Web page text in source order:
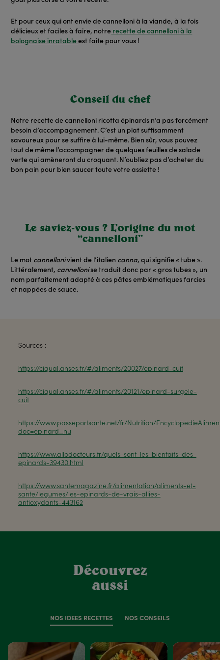
Et pour ceux qui ont envie de cannelloni à la viande, à la fois
délicieux et faciles à faire, notre recette de cannelloni à la
bolognaise inratableest faite pour vous !
Conseil du chef
Notre recette de cannelloni ricotta épinards n’a pas forcément
besoin d’accompagnement. C’est un plat suffisamment
savoureux pour se suffire à lui-même. Bien sûr, vous pouvez
tout de même l’accompagner de quelques feuilles de salade
verte qui amèneront du croquant. N’oubliez pas d’acheter du
bon pain pour bien saucer toute votre assiette !
Le saviez-vous ? L’origine du mot
“cannelloni”
Le mot cannellonivient de l’italien canna, qui signifie « tube ».
Littéralement, cannellonise traduit donc par « gros tubes », un
nom parfaitement adapté à ces pâtes emblématiques farcies
et nappées de sauce.
Sources :
https://ciqual.anses.fr/#/aliments/20027/epinard-cuit
https://ciqual.anses.fr/#/aliments/20121/epinard-surgele-
cuit
https://www.passeportsante.net/fr/Nutrition/
doc=epinard_nu
https://www.allodocteurs.fr/quels-sont-les-bienfaits-des-
epinards-39430.html
https://www.santemagazine.fr/alimentation/aliments-et-
sante/legumes/les-epinards-de-vrais-allies-
antioxydants-443162
Découvrez
aussi
NOS IDÉES RECETTES NOS CONSEILS